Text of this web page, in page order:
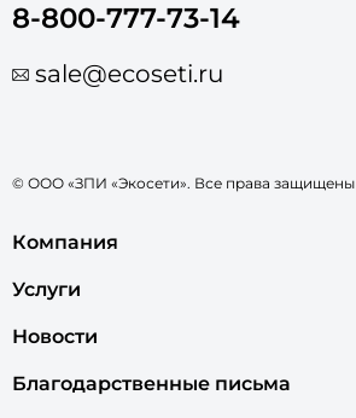
8-800-777-73-14
sale@ecoseti.ru
© ООО «ЗПИ «Экосети». Все права защищены
Компания
Услуги
Новости
Благодарственные письма